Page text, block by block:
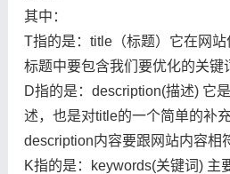
其中：
T指的是：title（标题）它在网站
标题中要包含我们要优化的关键
D指的是：description(描述) 它
述，也是对title的一个简单的补
description内容要跟网站内容相
K指的是：keywords(关键词) 主